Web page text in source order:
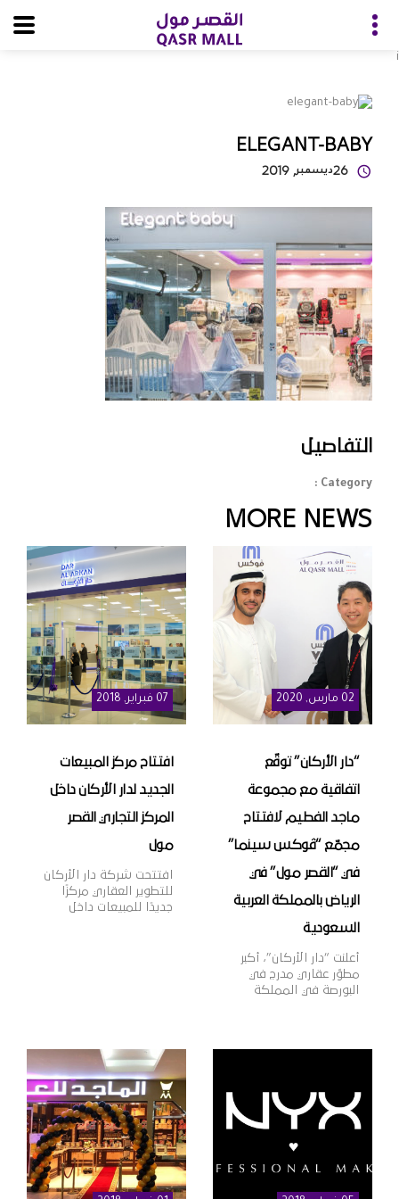
i
ELEGANT-BABY
26ديسمبر, 2019
التفاصيل
Category :
MORE NEWS
02 مارس, 2020
“دار الأركان” توقّع
اتفاقية مع مجموعة
ماجد الفطيم لافتتاح
مجمّع “ڤوكس سينما”
في “القصر مول” في
الرياض بالمملكة العربية
السعودية
أعلنت “دار الأركان”، أكبر
مطوّر عقاري مدرج في
البورصة في المملكة
المتكاملة ومنشآت
التجزئة والترفيه على
الأوسط وأفريقيا وآسيا،
وذلك لافتتاح مجمّع دور
07 فبراير, 2018
افتتاح مركز المبيعات
الجديد لدار الأركان داخل
المركز التجاري القصر
مول
افتتحت شركة دار الأركان
للتطوير العقاري مركزًا
جديدًا للمبيعات داخل
الاستراتيجية لنمو
أعمالها داخل وخارج
المملكة. وتهدف دار
الأركان، الشركة الرائدة
في مجال التطوير العقاري
في المملكة العربية
السعودية […]